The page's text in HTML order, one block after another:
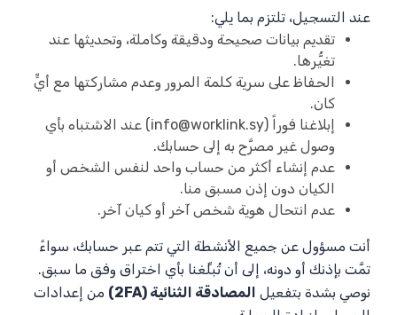
عند التسجيل، تلتزم بما يلي:
تقديم بيانات صحيحة ودقيقة وكاملة، وتحديثها عند
تغيُّرها.
الحفاظ على سرية كلمة المرور وعدم مشاركتها مع أيٍّ
كان.
إبلاغنا فوراً (info@worklink.sy) عند الاشتباه بأي
وصول غير مصرَّح به إلى حسابك.
عدم إنشاء أكثر من حساب واحد لنفس الشخص أو
الكيان دون إذن مسبق منا.
عدم انتحال هوية شخص آخر أو كيان آخر.
أنت مسؤول عن جميع الأنشطة التي تتم عبر حسابك، سواءً
تمَّت بإذنك أو دونه، إلى أن تُبلِّغنا بأي اختراق وفق ما سبق.
نوصي بشدة بتفعيل المصادقة الثنائية (2FA)
من إعدادات